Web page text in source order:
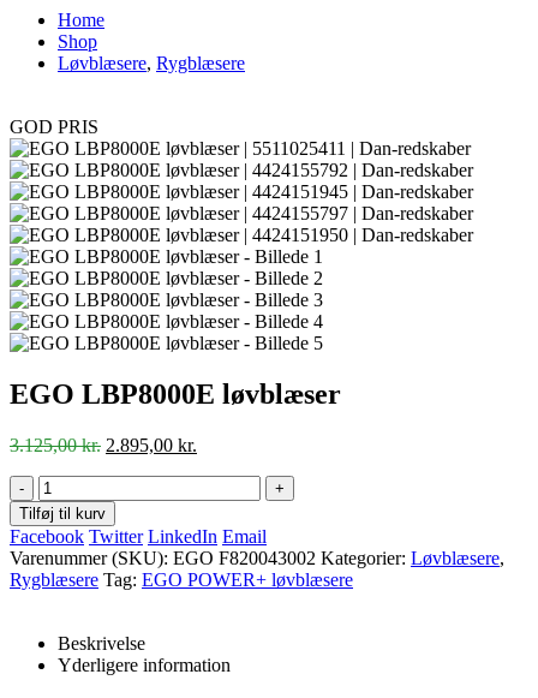
Home
Shop
Løvblæsere, Rygblæsere
GOD PRIS
EGO LBP8000E løvblæser
3.125,00kr. Den
var:
3.125,00 kr..
2.895,00 kr.
2.895,00 kr..
-
+
Tilføj til kurv
Facebook Twitter LinkedIn Email
Varenummer (SKU): EGO F820043002 Kategorier: Løvblæsere,
Rygblæsere Tag: EGO POWER+ løvblæsere
Beskrivelse
Yderligere information